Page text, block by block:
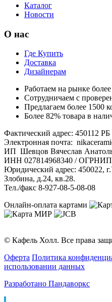
Каталог
Новости
О нас
Где Купить
Доставка
Дизайнерам
Работаем на рынке
Сотрудничаем с
Предлагаем более 1500
Более 82% товара в
Фактический адрес: 450112
Электронная почта:
ИП Шевцов Вячеслав
ИНН 027814968340 / ОГРНИП
Юридический адрес: 450022,
Злобина, д.24, кв.28.
Тел./факс 8-927-08-5-08-08
Онлайн-оплата картами
© Кафель Холл. Все права
Оферта Политика
использовании данных
Разработано Пандаворкс